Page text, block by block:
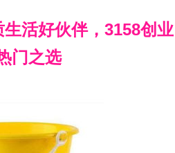
活好伙伴，3158创业
门之选